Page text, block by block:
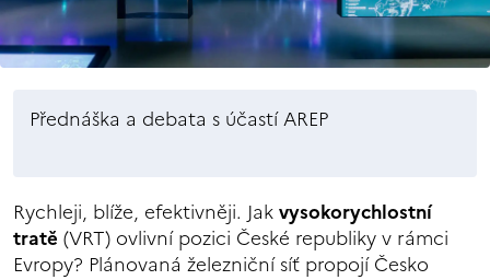
Přednáška a debata s účastí AREP
Rychleji, blíže, efektivněji. Jakvysokorychlostní
tratě (VRT) ovlivní pozici České republiky v rámci
Evropy? Plánovaná železniční síť propojí Česko